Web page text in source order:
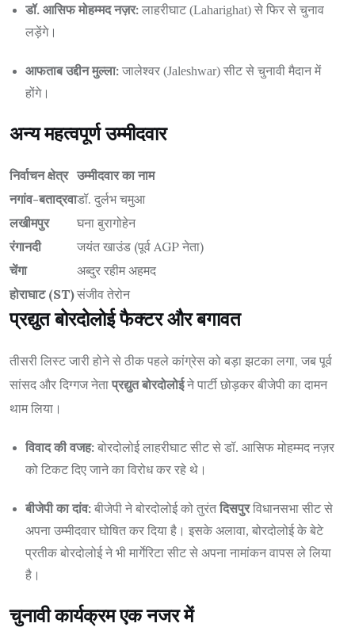
डॉ. आसिफ मोहम्मद नज़र: लाहरीघाट (Laharighat) से फिर से चुनाव
लड़ेंगे।
आफताब उद्दीन मुल्ला: जालेश्‍वर (Jaleshwar) सीट से चुनावी मैदान में
होंगे।
अन्य महत्वपूर्ण उम्मीदवार
निर्वाचन क्षेत्र उम्मीदवार का नाम
नगांव-बताद्रवाडॉ. दुर्लभ चमुआ
लखीमपुर
घना बुरागोहेन
रंगानदी
जयंत खाउंड (पूर्व AGP नेता)
चेंगा
अब्दुर रहीम अहमद
होराघाट (ST)संजीव तेरोन
प्रद्युत बोरदोलोई फैक्टर और बगावत
तीसरी लिस्ट जारी होने से ठीक पहले कांग्रेस को बड़ा झटका लगा, जब पूर्व
सांसद और दिग्गज नेता प्रद्युत बोरदोलोईने पार्टी छोड़कर बीजेपी का दामन
थाम लिया।
विवाद की वजह: बोरदोलोई लाहरीघाट सीट से डॉ. आसिफ मोहम्मद नज़र
को टिकट दिए जाने का विरोध कर रहे थे।
बीजेपी का दांव: बीजेपी ने बोरदोलोई को तुरंत दिसपुरविधानसभा सीट से
अपना उम्मीदवार घोषित कर दिया है। इसके अलावा, बोरदोलोई के बेटे
प्रतीक बोरदोलोई ने भी मार्गेरिटा सीट से अपना नामांकन वापस ले लिया
है।
चुनावी कार्यक्रम एक नजर में